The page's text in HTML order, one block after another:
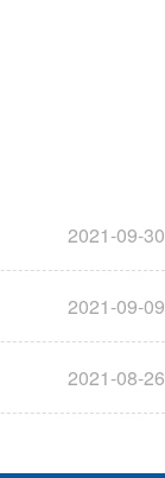
2021-09-30
2021-09-09
2021-08-26